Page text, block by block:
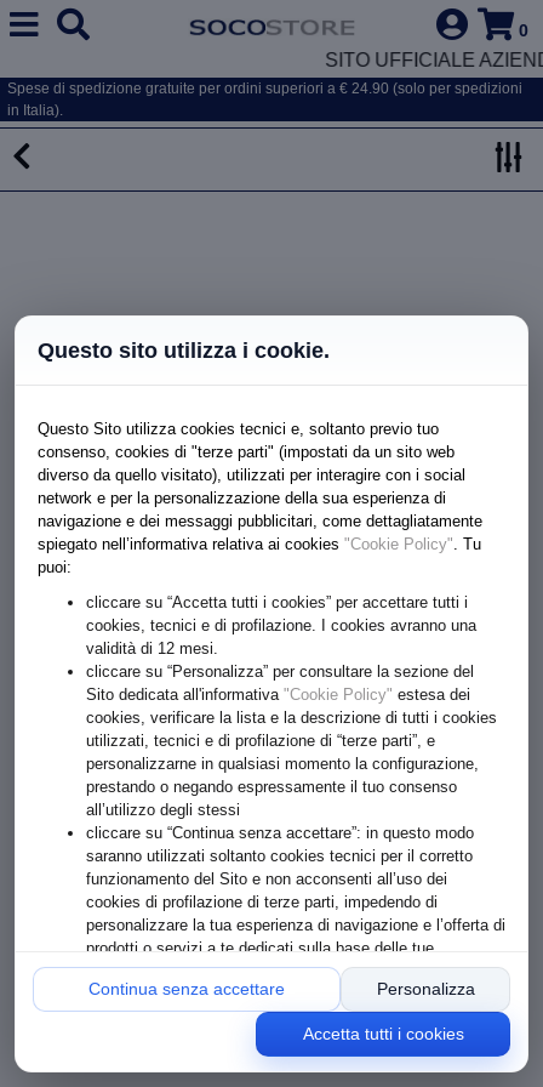
0
SITO UFFICIALE
Spese di spedizione gratuite per ordini superiori a € 24.90 (solo per spedizioni
in Italia).
Questo sito utilizza i cookie.
Questo Sito utilizza cookies tecnici e, soltanto previo tuo
consenso, cookies di "terze parti" (impostati da un sito web
diverso da quello visitato), utilizzati per interagire con i social
network e per la personalizzazione della sua esperienza di
navigazione e dei messaggi pubblicitari, come dettagliatamente
spiegato nell’informativa relativa ai cookies "Cookie Policy". Tu
puoi:
cliccare su “Accetta tutti i cookies” per accettare tutti i
cookies, tecnici e di profilazione. I cookies avranno una
validità di 12 mesi.
cliccare su “Personalizza” per consultare la sezione del
Sito dedicata all'informativa "Cookie Policy" estesa dei
cookies, verificare la lista e la descrizione di tutti i cookies
utilizzati, tecnici e di profilazione di “terze parti”, e
personalizzarne in qualsiasi momento la configurazione,
prestando o negando espressamente il tuo consenso
all’utilizzo degli stessi
cliccare su “Continua senza accettare”: in questo modo
saranno utilizzati soltanto cookies tecnici per il corretto
funzionamento del Sito e non acconsenti all’uso dei
cookies di profilazione di terze parti, impedendo di
personalizzare la tua esperienza di navigazione e l’offerta di
prodotti o servizi a te dedicati sulla base delle tue
preferenze o comportamenti online
Continua senza accettare Personalizza
Accetta tutti i cookies